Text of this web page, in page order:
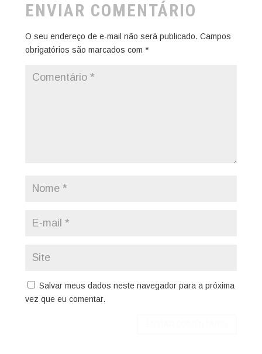
ENVIAR COMENTÁRIO
O seu endereço de e-mail não será publicado. Campos
obrigatórios são marcados com *
Salvar meus dados neste navegador para a próxima
vez que eu comentar.